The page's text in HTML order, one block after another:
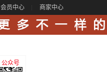
会员中心 商家中心
公众号